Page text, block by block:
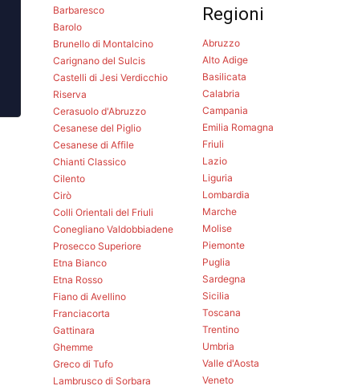
Barbaresco
Barolo
Brunello di Montalcino
Carignano del Sulcis
Castelli di Jesi Verdicchio
Riserva
Cerasuolo d'Abruzzo
Cesanese del Piglio
Cesanese di Affile
Chianti Classico
Cilento
Cirò
Colli Orientali del Friuli
Conegliano Valdobbiadene
Prosecco Superiore
Etna Bianco
Etna Rosso
Fiano di Avellino
Franciacorta
Gattinara
Ghemme
Greco di Tufo
Lambrusco di Sorbara
Regioni
Abruzzo
Alto Adige
Basilicata
Calabria
Campania
Emilia Romagna
Friuli
Lazio
Liguria
Lombardia
Marche
Molise
Piemonte
Puglia
Sardegna
Sicilia
Toscana
Trentino
Umbria
Valle d'Aosta
Veneto